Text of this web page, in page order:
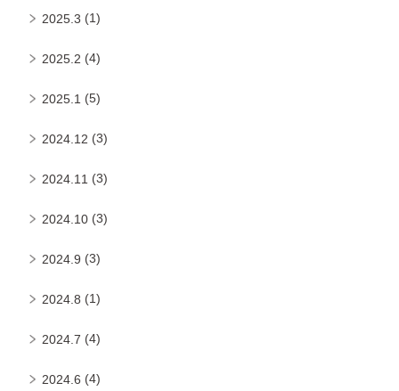
2025.3 (1)
2025.2 (4)
2025.1 (5)
2024.12 (3)
2024.11 (3)
2024.10 (3)
2024.9 (3)
2024.8 (1)
2024.7 (4)
2024.6 (4)